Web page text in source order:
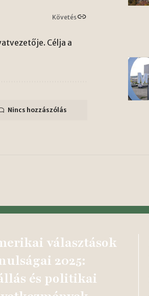
Követés
Célja a
Nincs hozzászólás
választások
2025:
és politikai